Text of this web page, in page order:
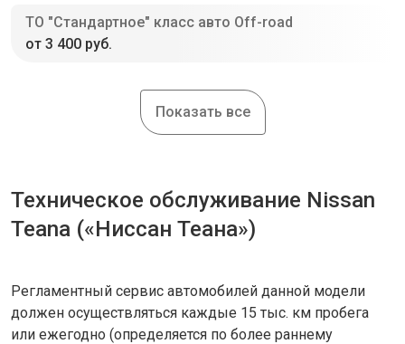
ТО "Стандартное" класс авто Off-road
от 3 400 руб.
Показать все
Техническое обслуживание Nissan
Teana («Ниссан Теана»)
Регламентный сервис автомобилей данной модели
должен осуществляться каждые 15 тыс. км пробега
или ежегодно (определяется по более раннему